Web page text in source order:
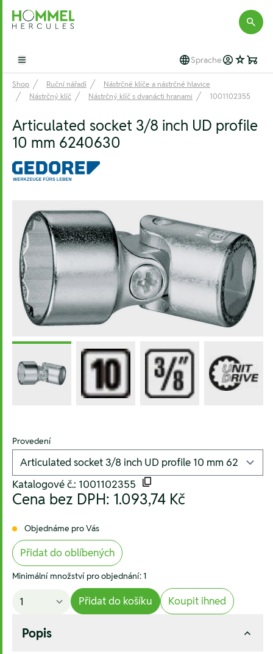
Hommel Hercules
Open main menu Sprache
Shop Ruční nářadí
Nástrčné klíče a nástrčné hlavice
Nástrčný klíč
Nástrčný klíč s dvanácti hranami 1001102355
Articulated socket 3/8 inch UD profile
10 mm 6240630
Provedení
Katalogové č.: 1001102355
Cena bez DPH: 1.093,74 Kč
Objednáme pro Vás
Přidat do oblíbených
Minimální množství pro objednání: 1
Přidat do košíku Koupit ihned
Popis